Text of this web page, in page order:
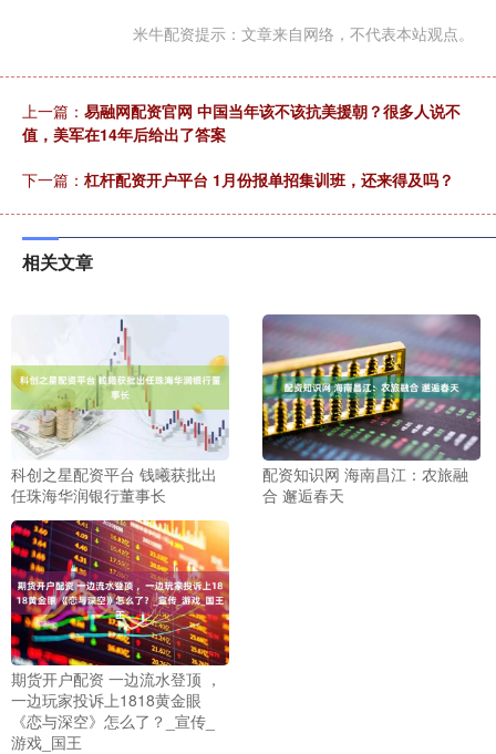
米牛配资提示：文章来自网络，不代表本站观点。
上一篇： 易融网配资官网 中国当年该不该抗美援朝？很多人说不
值，美军在14年后给出了答案
下一篇： 杠杆配资开户平台 1月份报单招集训班，还来得及吗？
相关文章
科创之星配资平台 钱曦获批出
任珠海华润银行董事长
配资知识网 海南昌江：农旅融
合 邂逅春天
期货开户配资 一边流水登顶 ，
一边玩家投诉上1818黄金眼
《恋与深空》怎么了？_宣传_
游戏_国王